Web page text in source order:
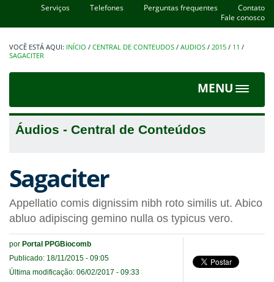
Serviços Telefones Perguntas frequentes
Contato
Fale conosco
INÍCIO / CENTRAL DE CONTEUDOS / AUDIOS / 2015 / 11 /
SAGACITER
MENU
Toggle
Áudios - Central de Conteúdos
Sagaciter
Appellatio comis dignissim nibh roto similis ut. Abico
abluo adipiscing gemino nulla os typicus vero.
por Portal PPGBiocomb
Publicado: 18/11/2015 - 09:05
Última modificação: 06/02/2017 - 09:33